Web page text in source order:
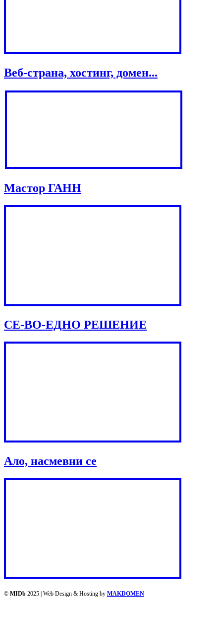
Веб-страна, хостинг, домен...
Мастор ГАНН
СЕ-ВО-ЕДНО РЕШЕНИЕ
Ало, насмевни се
© MIDb 2025 | Web Design & Hosting by MAKDOMEN